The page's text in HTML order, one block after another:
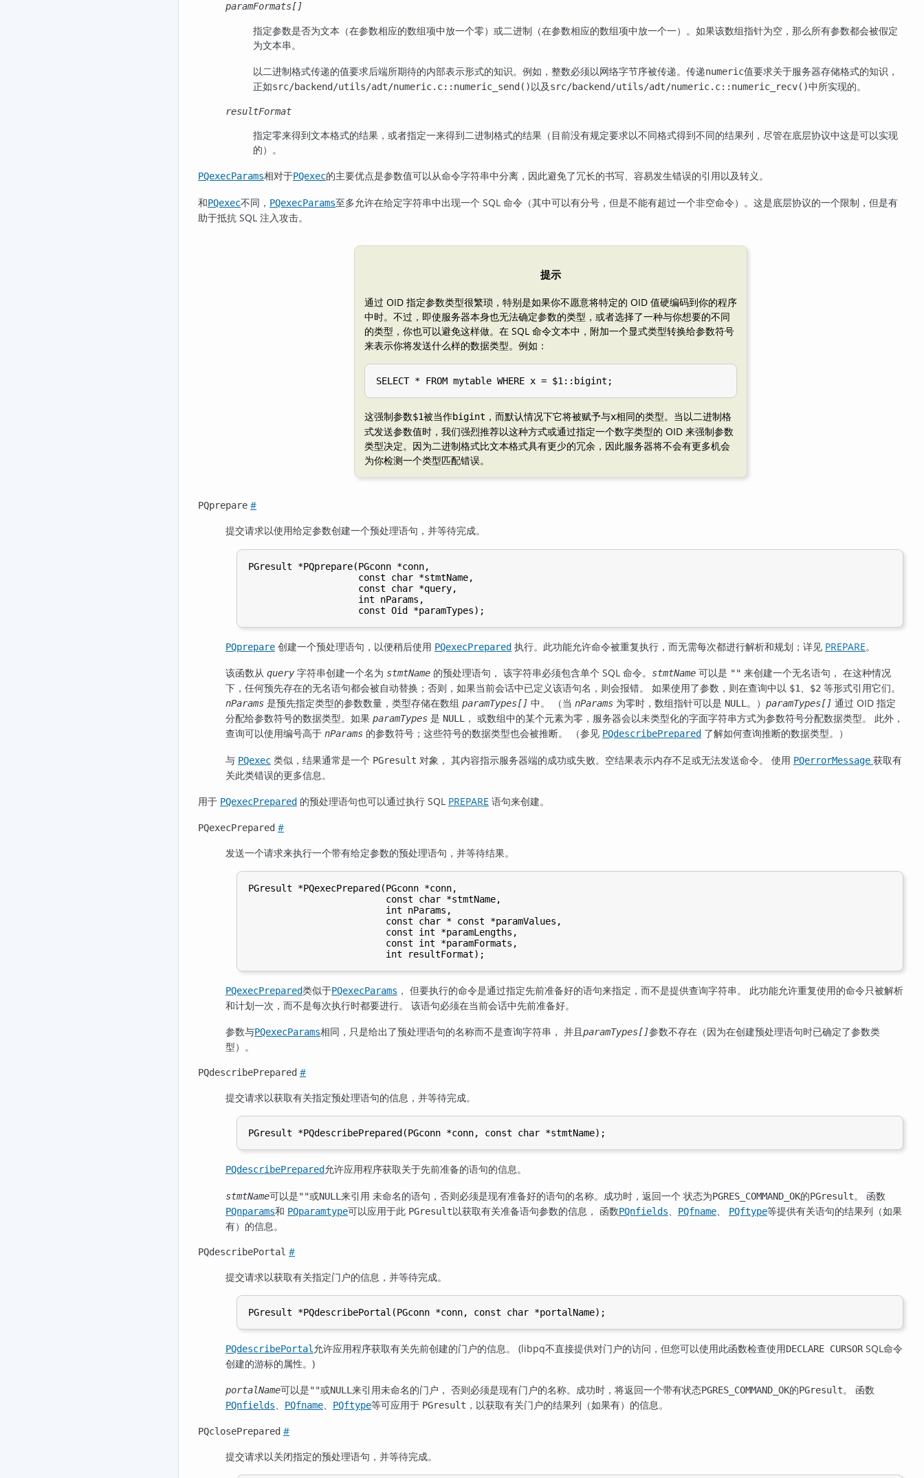
paramFormats[]
指定参数是否为文本（在参数相应的数组项中放一个零）或二进制（在参数相应的数组项中放一个一）。如果该数组指针为空，那么所有参数都会被假定
为文本串。
以二进制格式传递的值要求后端所期待的内部表示形式的知识。例如，整数必须以网络字节序被传递。传递numeric值要求关于服务器存储格式的知识，
正如src/backend/utils/adt/numeric.c::numeric_send()以及src/backend/utils/adt/numeric.c::numeric_recv()中所实现的。
resultFormat
指定零来得到文本格式的结果，或者指定一来得到二进制格式的结果（目前没有规定要求以不同格式得到不同的结果列，尽管在底层协议中这是可以实现
的）。
PQexecParams相对于PQexec的主要优点是参数值可以从命令字符串中分离，因此避免了冗长的书写、容易发生错误的引用以及转义。
和PQexec不同， PQexecParams至多允许在给定字符串中出现一个 SQL 命令（其中可以有分号，但是不能有超过一个非空命令）。这是底层协议的一个限制，但是有
助于抵抗 SQL 注入攻击。
提示
通过 OID 指定参数类型很繁琐，特别是如果你不愿意将特定的 OID 值硬编码到你的程序
中时。不过，即使服务器本身也无法确定参数的类型，或者选择了一种与你想要的不同
的类型，你也可以避免这样做。在 SQL 命令文本中，附加一个显式类型转换给参数符号
来表示你将发送什么样的数据类型。例如：
这强制参数$1被当作bigint ，而默认情况下它将被赋予与x相同的类型。当以二进制格
式发送参数值时，我们强烈推荐以这种方式或通过指定一个数字类型的 OID 来强制参数
类型决定。因为二进制格式比文本格式具有更少的冗余，因此服务器将不会有更多机会
为你检测一个类型匹配错误。
PQprepare #
提交请求以使用给定参数创建一个预处理语句，并等待完成。
PGresult *PQprepare(PGconn *conn,
                    const char *stmtName,
                    const char *query,
                    int nParams,
PQprepare 创建一个预处理语句，以便稍后使用 PQexecPrepared 执行。此功能允许命令被重复执行，而无需每次都进行解析和规划；详见 PREPARE。
该函数从 query字符串创建一个名为 stmtName 的预处理语句， 该字符串必须包含单个 SQL 命令。 stmtName 可以是 "" 来创建一个无名语句， 在这种情况
下，任何预先存在的无名语句都会被自动替换；否则，如果当前会话中已定义该语句名，则会报错。 如果使用了参数，则在查询中以 $1、 $2 等形式引用它们。
nParams 是预先指定类型的参数数量，类型存储在数组 paramTypes[] 中。 （当 nParams 为零时，数组指针可以是 NULL。） paramTypes[] 通过 OID 指定
分配给参数符号的数据类型。如果 paramTypes 是 NULL ， 或数组中的某个元素为零，服务器会以未类型化的字面字符串方式为参数符号分配数据类型。 此外，
查询可以使用编号高于 nParams 的参数符号；这些符号的数据类型也会被推断。 （参见 PQdescribePrepared 了解如何查询推断的数据类型。）
与 PQexec 类似，结果通常是一个 PGresult 对象， 其内容指示服务器端的成功或失败。空结果表示内存不足或无法发送命令。 使用 PQerrorMessage 获取有
关此类错误的更多信息。
用于 PQexecPrepared 的预处理语句也可以通过执行 SQL PREPARE 语句来创建。
PQexecPrepared #
发送一个请求来执行一个带有给定参数的预处理语句，并等待结果。
PGresult *PQexecPrepared(PGconn *conn,
                         const char *stmtName,
                         int nParams,
                         const char * const *paramValues,
                         const int *paramLengths,
                         const int *paramFormats,
PQexecPrepared类似于PQexecParams ， 但要执行的命令是通过指定先前准备好的语句来指定，而不是提供查询字符串。 此功能允许重复使用的命令只被解析
和计划一次，而不是每次执行时都要进行。 该语句必须在当前会话中先前准备好。
参数与PQexecParams相同，只是给出了预处理语句的名称而不是查询字符串， 并且paramTypes[]参数不存在（因为在创建预处理语句时已确定了参数类
型）。
PQdescribePrepared #
提交请求以获取有关指定预处理语句的信息，并等待完成。
PQdescribePrepared允许应用程序获取关于先前准备的语句的信息。
stmtName可以是""或NULL 来引用 未命名的语句，否则必须是现有准备好的语句的名称。成功时，返回一个 状态为PGRES_COMMAND_OK的PGresult。 函数
PQnparams和 PQparamtype可以应用于此 PGresult以获取有关准备语句参数的信息， 函数PQnfields、 PQfname、 PQftype等提供有关语句的结果列（如果
有）的信息。
PQdescribePortal #
提交请求以获取有关指定门户的信息，并等待完成。
PQdescribePortal 允许应用程序获取有关先前创建的门户的信息。 (libpq不直接提供对门户的访问，但您可以使用此函数检查使用DECLARE CURSORSQL命令
创建的游标的属性。)
portalName可以是""或NULL 来引用未命名的门户， 否则必须是现有门户的名称。成功时，将返回一个带有状态PGRES_COMMAND_OK的PGresult。 函数
PQnfields、 PQfname、 PQftype等可应用于 PGresult ，以获取有关门户的结果列（如果有）的信息。
PQclosePrepared #
提交请求以关闭指定的预处理语句，并等待完成。